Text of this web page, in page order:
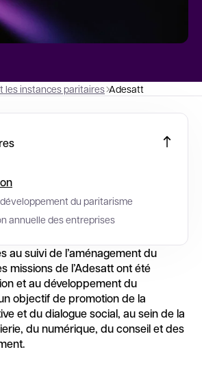
les instances paritaires Adesatt
développement du paritarisme
annuelle des entreprises
au suivi de l’aménagement du
missions de l’Adesatt ont été
et au développement du
objectif de promotion de la
et du dialogue social, au sein de la
du numérique, du conseil et des